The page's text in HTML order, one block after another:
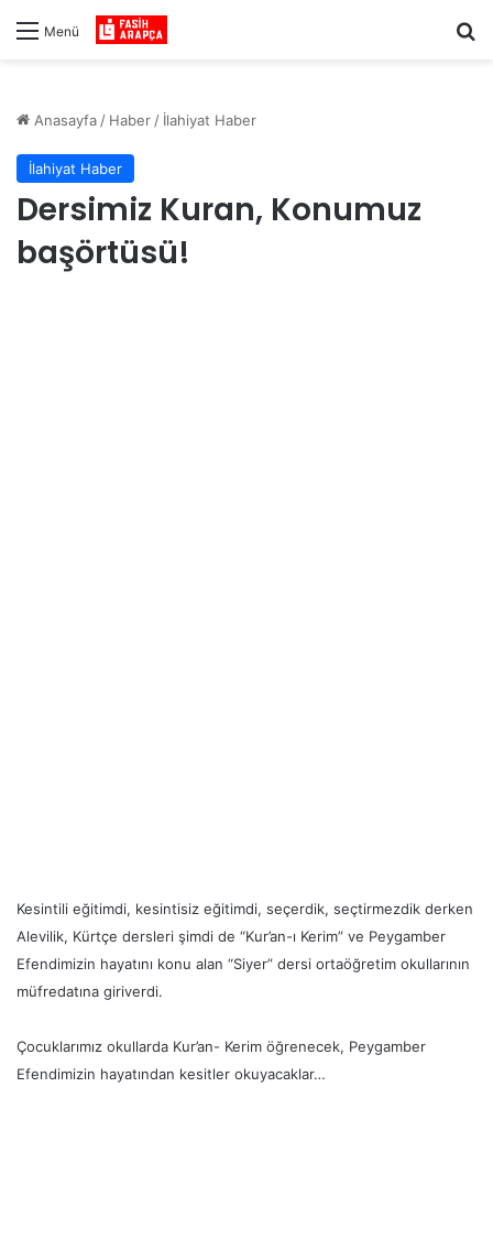
Menü
Anasayfa / Haber / İlahiyat Haber
İlahiyat Haber
Dersimiz Kuran, Konumuz
başörtüsü!
Kesintili eğitimdi, kesintisiz eğitimdi, seçerdik, seçtirmezdik derken
Alevilik, Kürtçe dersleri şimdi de “Kur’an-ı Kerim” ve Peygamber
Efendimizin hayatını konu alan “Siyer” dersi ortaöğretim okullarının
müfredatına giriverdi.
Çocuklarımız okullarda Kur’an- Kerim öğrenecek, Peygamber
Efendimizin hayatından kesitler okuyacaklar…